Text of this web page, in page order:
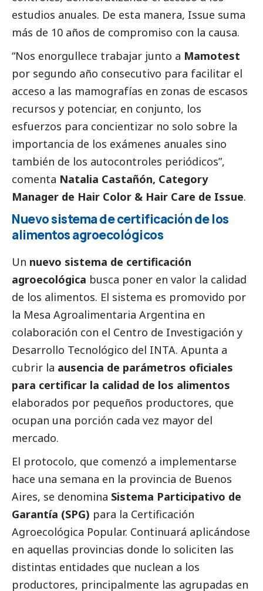
estudios anuales. De esta manera, Issue suma
más de 10 años de compromiso con la causa.
“Nos enorgullece trabajar junto a Mamotest
por segundo año consecutivo para facilitar el
acceso a las mamografías en zonas de escasos
recursos y potenciar, en conjunto, los
esfuerzos para concientizar no solo sobre la
importancia de los exámenes anuales sino
también de los autocontroles periódicos”,
comenta Natalia Castañón, Category
Manager de Hair Color & Hair Care de Issue.
Nuevo sistema de certificación de los
alimentos agroecológicos
Un nuevo sistema de certificación
agroecológica busca poner en valor la calidad
de los alimentos. El sistema es promovido por
la Mesa Agroalimentaria Argentina en
colaboración con el Centro de Investigación y
Desarrollo Tecnológico del INTA. Apunta a
cubrir la ausencia de parámetros oficiales
para certificar la calidad de los alimentos
elaborados por pequeños productores, que
ocupan una porción cada vez mayor del
mercado.
El protocolo, que comenzó a implementarse
hace una semana en la provincia de Buenos
Aires, se denomina Sistema Participativo de
Garantía (SPG) para la Certificación
Agroecológica Popular. Continuará aplicándose
en aquellas provincias donde lo soliciten las
distintas entidades que nuclean a los
productores, principalmente las agrupadas en